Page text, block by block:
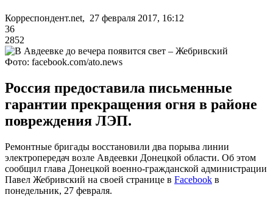
Корреспондент.net, 27 февраля 2017, 16:12
36
2852
Фото: facebook.com/ato.news
Россия предоставила письменные
гарантии прекращения огня в районе
повреждения ЛЭП.
Ремонтные бригады восстановили два порыва линии
электропередач возле Авдеевки Донецкой области. Об этом
сообщил глава Донецкой военно-гражданской администрации
Павел Жебривский на своей странице в Facebook в
понедельник, 27 февраля.